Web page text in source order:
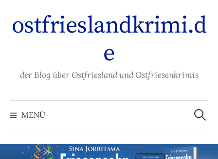
Inhalt
überspringen
ostfrieslandkrimi.d
e
der Blog über Ostfriesland und Ostfriesenkrimis
MENÜ
Suchen
nach: